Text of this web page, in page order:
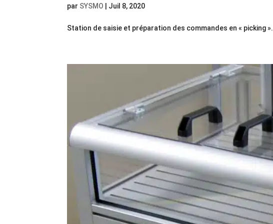
par SYSMO Juil 8, 2020
Station de saisie et préparation des commandes en « picking ».